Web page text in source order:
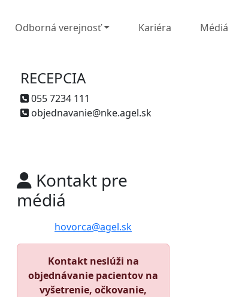
Odborná verejnosť Kariéra Médiá
RECEPCIA
055 7234 111
objednavanie@nke.agel.sk
Kontakt pre
médiá
hovorca@agel.sk
Kontakt neslúži na
objednávanie pacientov na
vyšetrenie, očkovanie,